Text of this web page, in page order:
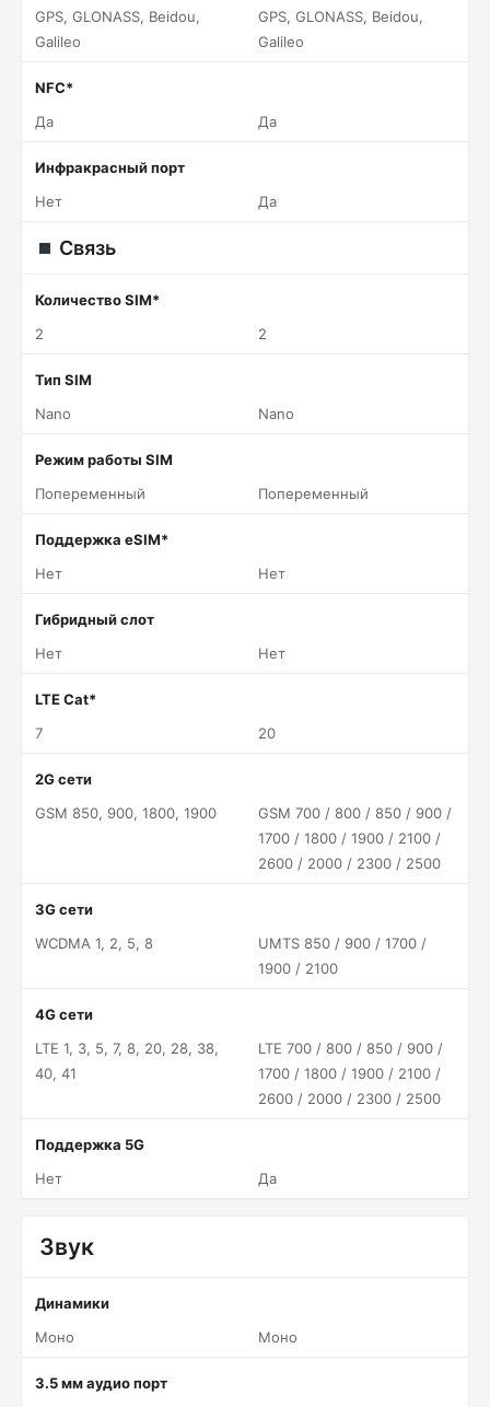
GPS, GLONASS, Beidou,
Galileo
GPS, GLONASS, Beidou,
Galileo
NFC*
Да
Да
Инфракрасный порт
Нет
Да
Связь
Количество SIM*
2
2
Тип SIM
Nano
Nano
Режим работы SIM
Попеременный
Попеременный
Поддержка eSIM*
Нет
Нет
Гибридный слот
Нет
Нет
LTE Cat*
7
20
2G сети
GSM 850, 900, 1800, 1900
GSM 700 / 800 / 850 / 900 /
1700 / 1800 / 1900 / 2100 /
2600 / 2000 / 2300 / 2500
3G сети
WCDMA 1, 2, 5, 8
UMTS 850 / 900 / 1700 /
1900 / 2100
4G сети
LTE 1, 3, 5, 7, 8, 20, 28, 38,
40, 41
LTE 700 / 800 / 850 / 900 /
1700 / 1800 / 1900 / 2100 /
2600 / 2000 / 2300 / 2500
Поддержка 5G
Нет
Да
Звук
Динамики
Моно
Моно
3.5 мм аудио порт